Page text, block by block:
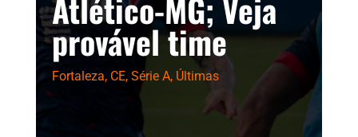
provável time
Fortaleza, CE, Série A, Últimas